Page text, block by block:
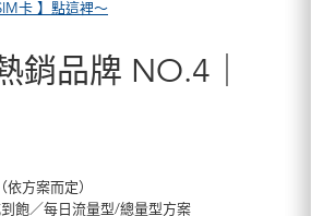
卡 】點這裡～
銷品牌 NO.4｜
方案而定）
飽／每日流量型/總量型方案